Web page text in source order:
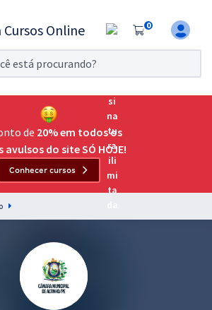
0
11
Teste grátis por 7 dias!
Passar
preparação para o Exame da
intensiva para as principais
Brasil
de 20% em todos os
avulsos do site SÓ HOJE!
Conhecer cursos